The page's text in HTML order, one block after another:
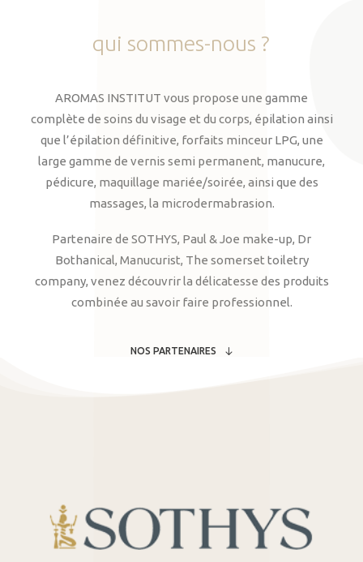
qui sommes-nous ?
AROMAS INSTITUT vous propose une gamme
complète de soins du visage et du corps, épilation ainsi
que l’épilation définitive, forfaits minceur LPG, une
large gamme de vernis semi permanent, manucure,
pédicure, maquillage mariée/soirée, ainsi que des
massages, la microdermabrasion.
Partenaire de SOTHYS, Paul & Joe make-up, Dr
Bothanical, Manucurist, The somerset toiletry
company, venez découvrir la délicatesse des produits
combinée au savoir faire professionnel.
NOS PARTENAIRES